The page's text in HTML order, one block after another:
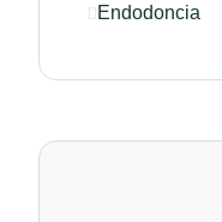
Endodoncia